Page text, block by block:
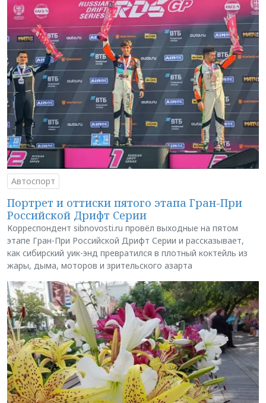
Автоспорт
Портрет и оттиски пятого этапа Гран-При
Российской Дрифт Серии
Корреспондент sibnovosti.ru провёл выходные на пятом
этапе Гран-При Российской Дрифт Серии и рассказывает,
как сибирский уик-энд превратился в плотный коктейль из
жары, дыма, моторов и зрительского азарта